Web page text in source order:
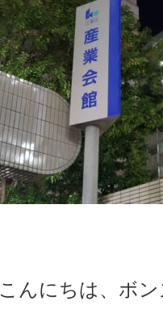
こんにちは、ボン